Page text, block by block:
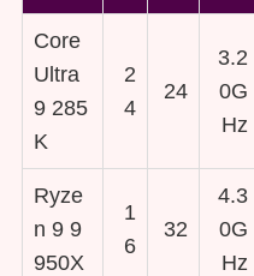
Core
Ultra
9 285
K
2
4
24
3.2
0G
Hz
Ryze
n 9 9
950X
1
6
32
4.3
0G
Hz